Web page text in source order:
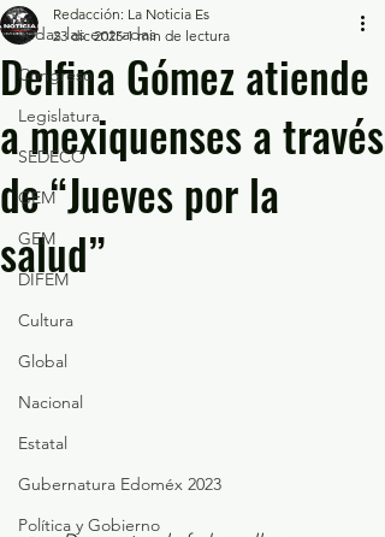
Todas las entradas
Congreso
Legislatura
SEDECO
GEM
GEM
DIFEM
Cultura
Global
Nacional
Estatal
Gubernatura Edoméx 2023
Política y Gobierno
Delfina Gómez atiende
a mexiquenses a través
de “Jueves por la
salud”
Redacción: La Noticia Es
23 dic 2025 1 min de lectura